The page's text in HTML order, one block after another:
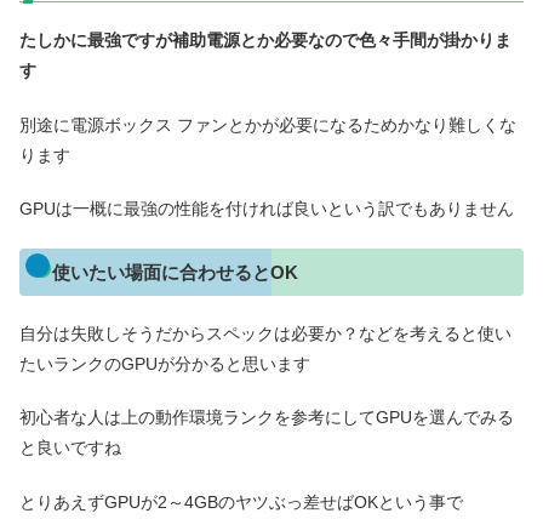
たしかに最強ですが補助電源とか必要なので色々手間が掛かりま
す
別途に電源ボックス ファンとかが必要になるためかなり難しくな
ります
GPUは一概に最強の性能を付ければ良いという訳でもありません
使いたい場面に合わせるとOK
自分は失敗しそうだからスペックは必要か？などを考えると使い
たいランクのGPUが分かると思います
初心者な人は上の動作環境ランクを参考にしてGPUを選んでみる
と良いですね
とりあえずGPUが2～4GBのヤツぶっ差せばOKという事で